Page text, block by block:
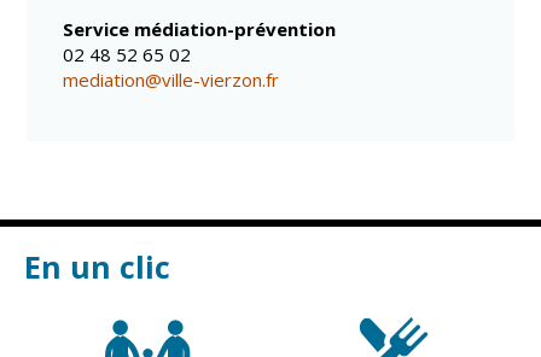
Marchés
Urbanisme et
logement
chaleur urbain
Service médiation-prévention
02 48 52 65 02
mediation@ville-vierzon.fr
En un clic